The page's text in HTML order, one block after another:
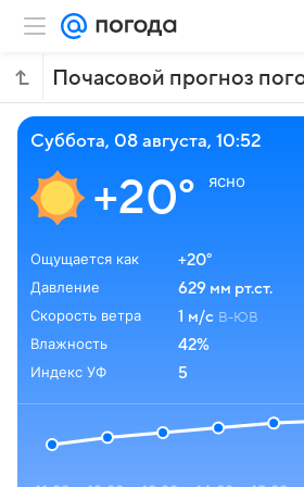
суббота, 08 августа, 10:52
+20° ясно
Ощущается как
+20°
Давление
629 мм рт.ст.
Скорость ветра
1 м/с В-ЮВ
Влажность
42%
Индекс УФ
5